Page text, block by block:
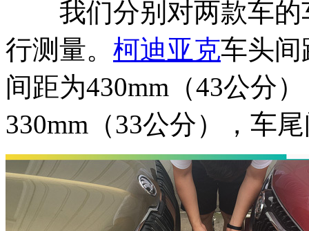
我们分别对两款车的
行测量。 柯迪亚克车头间
间距为430mm（43公分
330mm（33公分），车